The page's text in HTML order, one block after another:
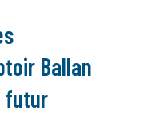
Ballan
futur